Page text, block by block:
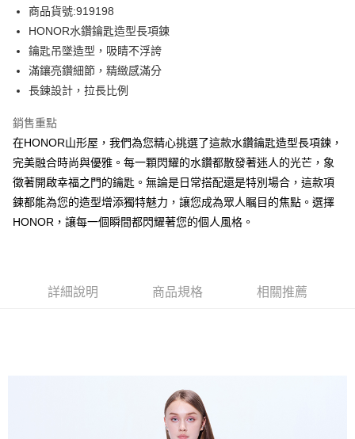
Apple Pay
街口支付
悠遊付
Google Pay
ATM付款
運送方式
全家取貨付款 -訂單滿 $2000 元即享免運服務，未滿則另收
$80 元物流費用。
每筆NT$80，滿NT$2,000(含以上)免運費
每筆NT$80，滿NT$2,000(含以上)免運費
7-11付款後取貨-訂單滿 $2000 元即享免運服務-未滿則另收
商品貨號:919198
HONOR水鑽鑰匙造型長項鍊
鑰匙吊墜造型，吸睛不浮誇
滿鑲亮鑽細節，精緻感滿分
長鍊設計，拉長比例
銷售重點
在HONOR山形屋，我們為您精心挑選了這款水鑽鑰匙造型長項鍊，
完美融合時尚與優雅。每一顆閃耀的水鑽都散發著迷人的光芒，象
徵著開啟幸福之門的鑰匙。無論是日常搭配還是特別場合，這款項
鍊都能為您的造型增添獨特魅力，讓您成為眾人瞩目的焦點。選擇
HONOR，讓每一個瞬間都閃耀著您的個人風格。
詳細說明 商品規格 相關推薦